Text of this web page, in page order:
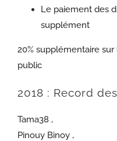
Le paiement des
supplément
20% supplémentaire
public
2018 : Record
Tama38 ,
Pinouy Binoy ,